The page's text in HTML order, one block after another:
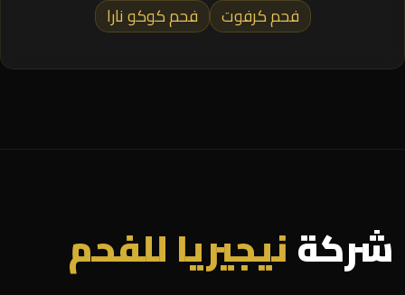
فحم كرفوت
فحم كوكو نارا
شركةنيجيريا للفحم